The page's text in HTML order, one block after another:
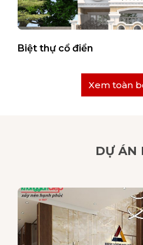
Biệt thự cổ điển
Xem toàn
DỰ ÁN